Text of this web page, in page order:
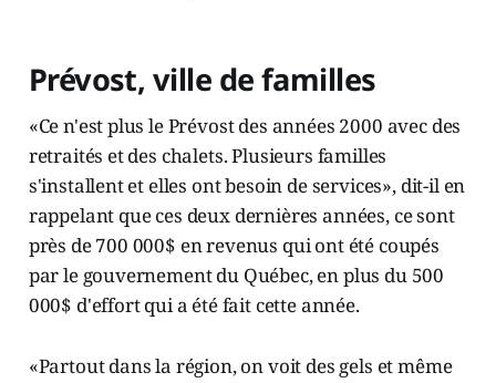
Prévost, ville de familles
«Ce n'est plus le Prévost des années 2000 avec des
retraités et des chalets. Plusieurs familles
s'installent et elles ont besoin de services», dit-il en
rappelant que ces deux dernières années, ce sont
près de 700 000$ en revenus qui ont été coupés
par le gouvernement du Québec, en plus du 500
000$ d'effort qui a été fait cette année.
«Partout dans la région, on voit des gels et même